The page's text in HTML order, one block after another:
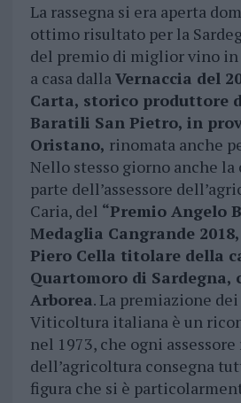
La rassegna si era aperta
ottimo risultato per la
del premio di miglior vino in
a casa dallaVernaccia del
Carta, storico produttore
Baratili San Pietro, in
Oristano, rinomata anche
Nello stesso giorno anche la
parte dell’assessore
Caria, del “Premio Angelo
Medaglia Cangrande
Piero Cella titolare della
Quartomoro di Sardegna,
Arborea. La premiazione
Viticoltura italiana è un
nel 1973, che ogni
dell’agricoltura consegna
figura che si è